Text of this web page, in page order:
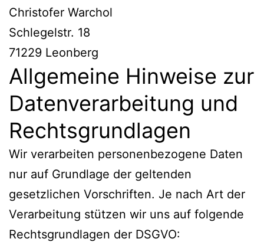
Christofer Warchol
Schlegelstr. 18
71229 Leonberg
Allgemeine Hinweise zur
Datenverarbeitung und
Rechtsgrundlagen
Wir verarbeiten personenbezogene Daten
nur auf Grundlage der geltenden
gesetzlichen Vorschriften. Je nach Art der
Verarbeitung stützen wir uns auf folgende
Rechtsgrundlagen der DSGVO: